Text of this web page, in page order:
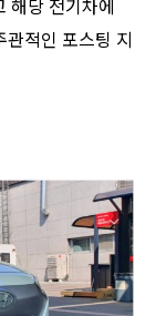
해당 전기차에
적인 포스팅 지